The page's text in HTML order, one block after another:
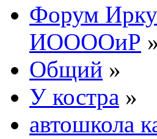
Форум
ИООООиР
Общий »
У костра »
автошкола